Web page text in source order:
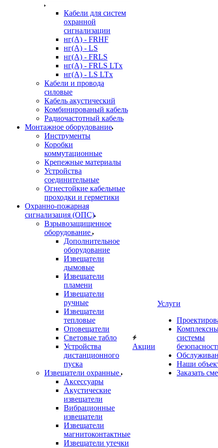
Кабели для систем
охранной
сигнализации
нг(A) - FRHF
нг(A) - LS
нг(А) - FRLS
нг(А) - FRLS LTx
нг(А) - LS LTx
Кабели и провода
силовые
Кабель акустический
Комбинированый кабель
Радиочастотный кабель
Монтажное оборудование
Инструменты
Коробки
коммутационные
Крепежные материалы
Устройства
соединительные
Огнестойкие кабельные
проходки и герметики
Охранно-пожарная
сигнализация (ОПС)
Взрывозащищенное
оборудование
Дополнительное
оборудование
Извещатели
дымовые
Извещатели
пламени
Извещатели
ручные
Извещатели
тепловые
Оповещатели
Световые табло
Устройства
дистанционного
пуска
Извещатели охранные
Аксессуары
Акустические
извещатели
Вибрационные
извещатели
Извещатели
магнитоконтактные
Извещатели утечки
Акции
Услуги
системы
Наши
Заказать